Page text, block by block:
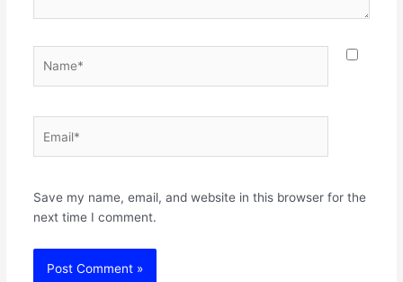
Save my name, email, and website in this browser for the
next time I comment.